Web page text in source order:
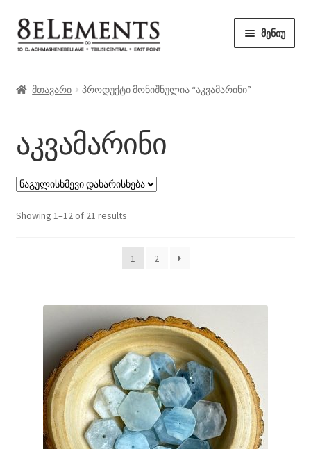
ნავიგაციაზე
გადასვლა
შიგთავსზე
გადასვლა
მენიუ
კონტაქტი
მთავარი პროდუქტი მონიშნულია “აკვამარინი”
აკვამარინი
Showing 1–12 of 21 results
1 2